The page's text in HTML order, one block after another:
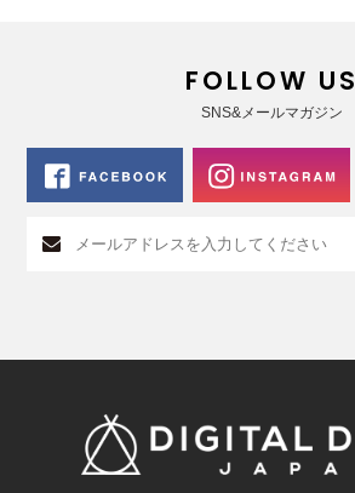
FOLLOW US
SNS&メールマガジン